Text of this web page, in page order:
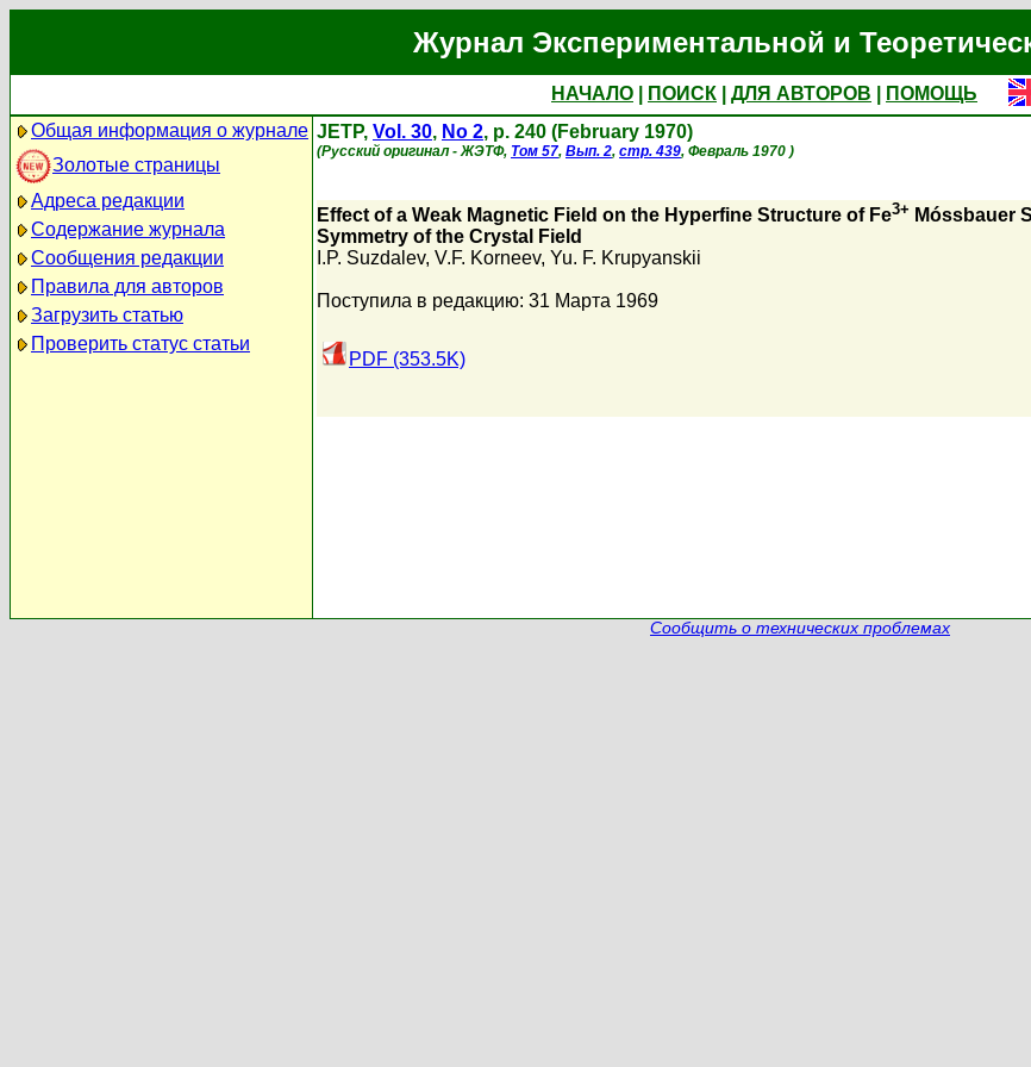
Журнал Экспериментальной и
НАЧАЛО ПОИСК ДЛЯ АВТОРОВ
ПОМОЩЬ
Общая информация о журнале
Золотые страницы
Адреса редакции
Содержание журнала
Сообщения редакции
Правила для авторов
Загрузить статью
Проверить статус статьи
JETP, Vol. 30, No 2, p. 240 (February 1970)
(Русский оригинал - ЖЭТФ, Том 57, Вып. 2, стр. 439, Февраль 1970 )
Effect of a Weak Magnetic Field on the Hyperfine Structure of Fe3+ Móssbauer
Symmetry of the Crystal Field
I.P. Suzdalev, V.F. Korneev, Yu. F. Krupyanskii
Поступила в редакцию: 31 Марта 1969
PDF (353.5K)
Сообщить о технических проблемах